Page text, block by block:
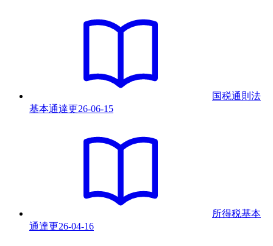
国税通則法
基本通達更26-06-15
所得税基本
通達更26-04-16